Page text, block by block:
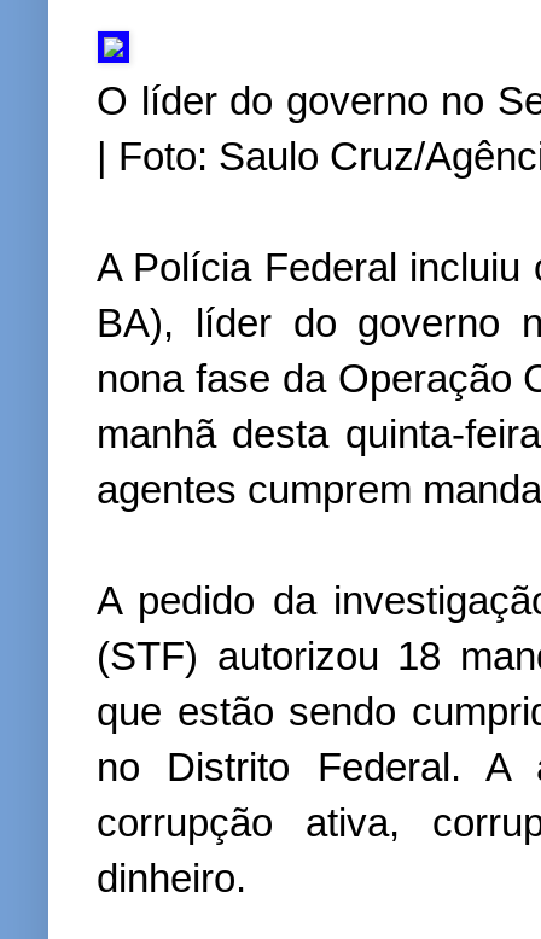
O líder do governo no
| Foto: Saulo Cruz/
A Polícia Federal incluiu
BA), líder do governo
nona fase da Operação
manhã desta quinta-
agentes cumprem
A pedido da
(STF) autorizou 18
que estão sendo
no Distrito Federal. A
corrupção ativa,
dinheiro.